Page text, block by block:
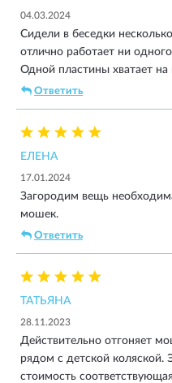
04.03.2024
Сидели в беседки
отлично работает ни
Одной пластины хватает на
Ответить
ЕЛЕНА
17.01.2024
Загородим вещь
мошек.
Ответить
ТАТЬЯНА
28.11.2023
Действительно отгоняет
рядом с детской коляской.
стоимость